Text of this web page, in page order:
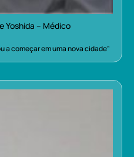
Yoshida – Médico
a começar em uma nova cidade”